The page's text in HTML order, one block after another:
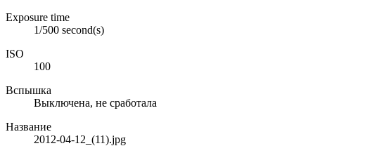
Exposure time
1/500 second(s)
ISO
100
Вспышка
Выключена, не сработала
Название
2012-04-12_(11).jpg